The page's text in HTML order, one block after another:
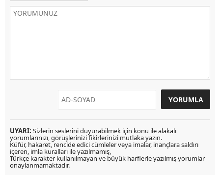
UYARI: Sizlerin seslerini duyurabilmek için konu ile alakalı
yorumlarınızı, görüşlerinizi fikirlerinizi mutlaka yazın.
Küfür, hakaret, rencide edici cümleler veya imalar, inançlara saldırı
içeren, imla kuralları ile yazılmamış,
Türkçe karakter kullanılmayan ve büyük harflerle yazılmış yorumlar
onaylanmamaktadır.